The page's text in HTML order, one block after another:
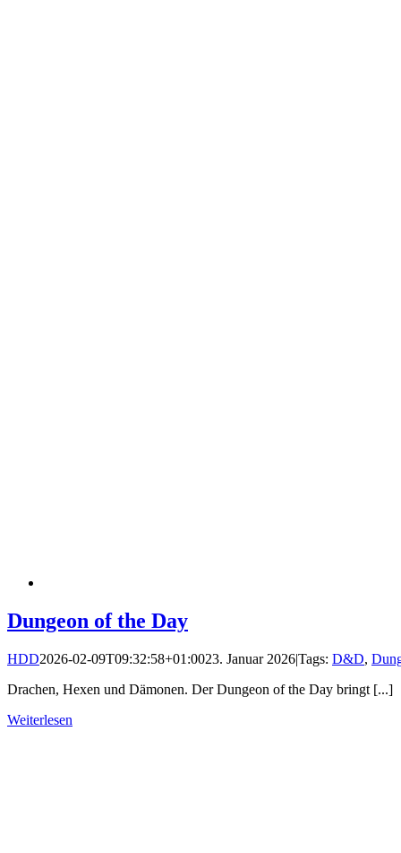
Dungeon of the Day
HDD2026-02-09T09:32:58+01:0023. Januar 2026|Tags: D&D,
Drachen, Hexen und Dämonen. Der Dungeon of the Day bringt [...]
Weiterlesen